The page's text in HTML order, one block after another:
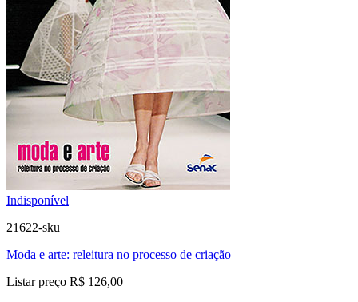
Indisponível
21622-sku
Moda e arte: releitura no processo de criação
Listar preço R$ 126,00